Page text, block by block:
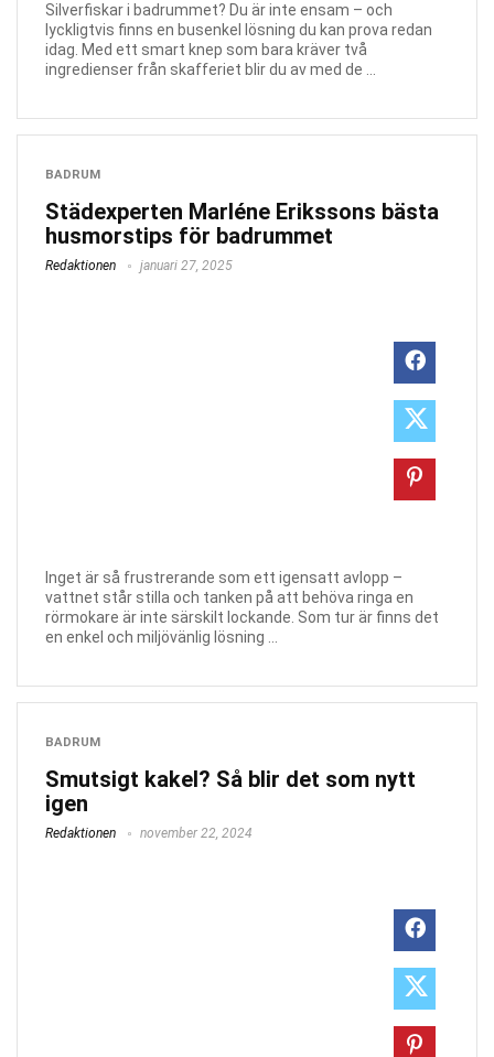
Silverfiskar i badrummet? Du är inte ensam – och
lyckligtvis finns en busenkel lösning du kan prova redan
idag. Med ett smart knep som bara kräver två
ingredienser från skafferiet blir du av med de ...
BADRUM
Städexperten Marléne Erikssons bästa
husmorstips för badrummet
Redaktionen januari 27, 2025
Inget är så frustrerande som ett igensatt avlopp –
vattnet står stilla och tanken på att behöva ringa en
rörmokare är inte särskilt lockande. Som tur är finns det
en enkel och miljövänlig lösning ...
BADRUM
Smutsigt kakel? Så blir det som nytt
igen
Redaktionen november 22, 2024